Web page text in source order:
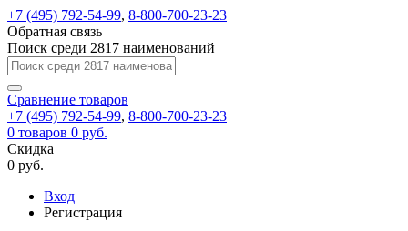
+7 (495) 792-54-99, 8-800-700-23-23
Обратная связь
Поиск среди 2817 наименований
Сравнение товаров
+7 (495) 792-54-99, 8-800-700-23-23
0 товаров 0 руб.
Скидка
0 руб.
Вход
Регистрация